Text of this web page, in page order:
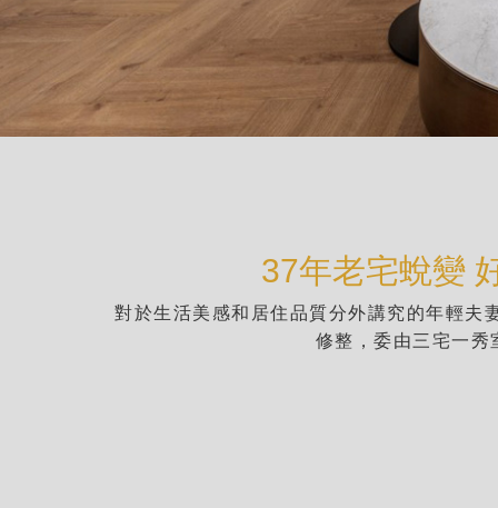
37年老宅蛻變
對於生活美感和居住品質分外講究的年輕夫
修整，委由三宅一